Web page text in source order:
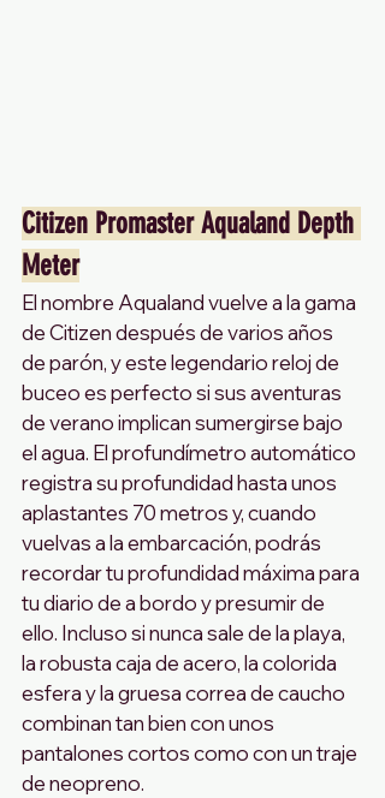
Citizen Promaster Aqualand Depth
Meter
El nombre Aqualand vuelve a la gama
de Citizen después de varios años
de parón, y este legendario reloj de
buceo es perfecto si sus aventuras
de verano implican sumergirse bajo
el agua. El profundímetro automático
registra su profundidad hasta unos
aplastantes 70 metros y, cuando
vuelvas a la embarcación, podrás
recordar tu profundidad máxima para
tu diario de a bordo y presumir de
ello. Incluso si nunca sale de la playa,
la robusta caja de acero, la colorida
esfera y la gruesa correa de caucho
combinan tan bien con unos
pantalones cortos como con un traje
de neopreno.